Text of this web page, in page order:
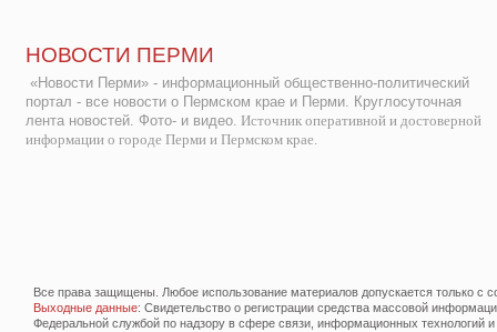
НОВОСТИ ПЕРМИ
«Новости Перми» - информационный общественно-политический
портал - все новости о Пермском крае и Перми. Круглосуточная
лента новостей. Фото- и видео. Источник оперативной и достоверной
информации о городе Перми и Пермском крае.
Все права защищены. Любое использование материалов допускается только с
Выходные данные: Свидетельство о регистрации средства массовой
Федеральной службой по надзору в сфере связи, информационных технологий